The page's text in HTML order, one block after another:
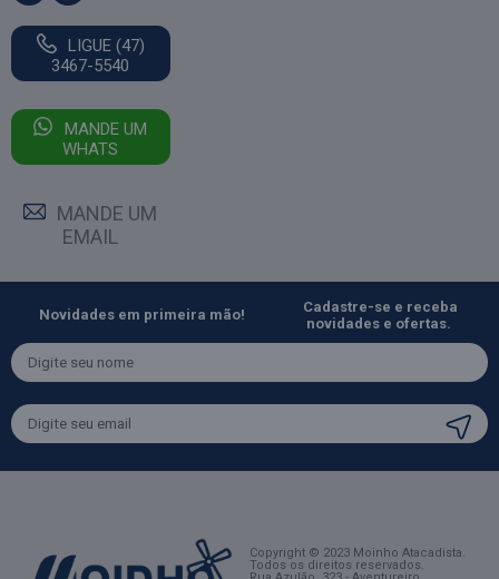
LIGUE (47)
3467-5540
MANDE UM
WHATS
MANDE UM
EMAIL
Novidades em primeira mão!
Cadastre-se e receba
novidades e ofertas.
Copyright © 2023 Moinho Atacadista.
Todos os direitos reservados.